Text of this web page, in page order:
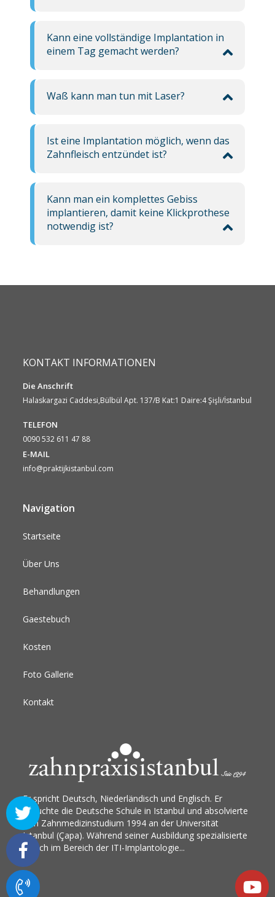
Kann eine vollständige Implantation in
einem Tag gemacht werden?
Waß kann man tun mit Laser?
Ist eine Implantation möglich, wenn das
Zahnfleisch entzündet ist?
Kann man ein komplettes Gebiss
implantieren, damit keine Klickprothese
notwendig ist?
KONTAKT INFORMATIONEN
Die Anschrift
Halaskargazi Caddesi,Bülbül Apt. 137/B Kat:1 Daire:4 Şişli/İstanbul
TELEFON
0090 532 611 47 88
E-MAIL
info@praktijkistanbul.com
Navigation
Startseite
Über Uns
Behandlungen
Gaestebuch
Kosten
Foto Gallerie
Kontakt
Er spricht Deutsch, Niederländisch und Englisch. Er
besuchte die Deutsche Schule in Istanbul und absolvierte
sein Zahnmedizinstudium 1994 an der Universität
Istanbul (Çapa). Während seiner Ausbildung spezialisierte
er sich im Bereich der ITI-Implantologie...